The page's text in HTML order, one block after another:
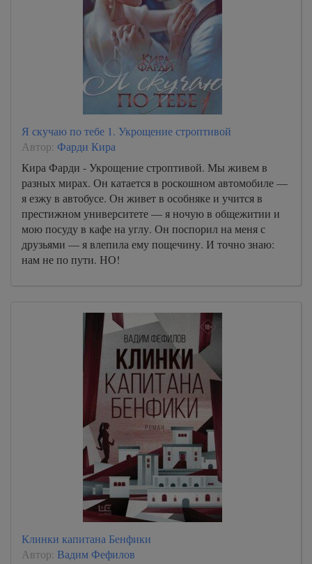
Я скучаю по тебе 1. Укрощение строптивой
Автор: Фарди Кира
Кира Фарди - Укрощение строптивой. Мы живем в
разных мирах. Он катается в роскошном автомобиле —
я езжу в автобусе. Он живет в особняке и учится в
престижном университете — я ночую в общежитии и
мою посуду в кафе на углу. Он поспорил на меня с
друзьями — я влепила ему пощечину. И точно знаю:
нам не по пути. НО!
Клинки капитана Бенфики
Автор: Вадим Фефилов